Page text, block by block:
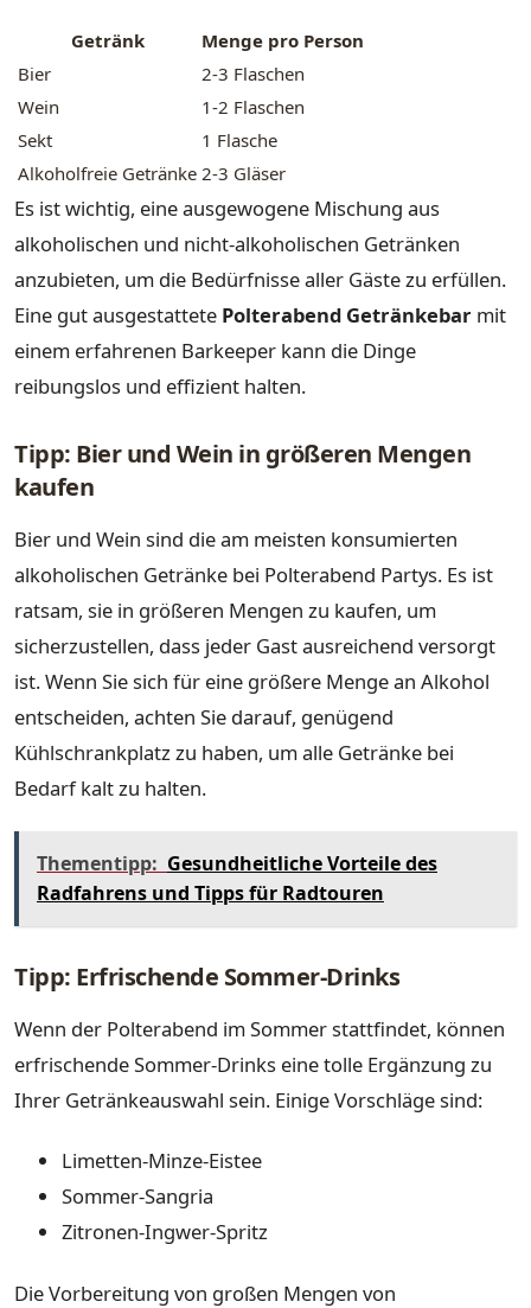
Getränk
Menge pro Person
Bier
2-3 Flaschen
Wein
1-2 Flaschen
Sekt
1 Flasche
Alkoholfreie Getränke 2-3 Gläser
Es ist wichtig, eine ausgewogene Mischung aus
alkoholischen und nicht-alkoholischen Getränken
anzubieten, um die Bedürfnisse aller Gäste zu erfüllen.
Eine gut ausgestattete Polterabend Getränkebar mit
einem erfahrenen Barkeeper kann die Dinge
reibungslos und effizient halten.
Tipp: Bier und Wein in größeren Mengen
kaufen
Bier und Wein sind die am meisten konsumierten
alkoholischen Getränke bei Polterabend Partys. Es ist
ratsam, sie in größeren Mengen zu kaufen, um
sicherzustellen, dass jeder Gast ausreichend versorgt
ist. Wenn Sie sich für eine größere Menge an Alkohol
entscheiden, achten Sie darauf, genügend
Kühlschrankplatz zu haben, um alle Getränke bei
Bedarf kalt zu halten.
Thementipp: Gesundheitliche Vorteile des
Radfahrens und Tipps für Radtouren
Tipp: Erfrischende Sommer-Drinks
Wenn der Polterabend im Sommer stattfindet, können
erfrischende Sommer-Drinks eine tolle Ergänzung zu
Ihrer Getränkeauswahl sein. Einige Vorschläge sind:
Limetten-Minze-Eistee
Sommer-Sangria
Zitronen-Ingwer-Spritz
Die Vorbereitung von großen Mengen von